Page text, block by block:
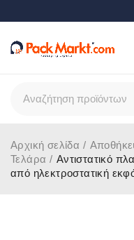
Αρχική σελίδα /
Τελάρα / Αντιστατικό
από ηλεκτροστατική